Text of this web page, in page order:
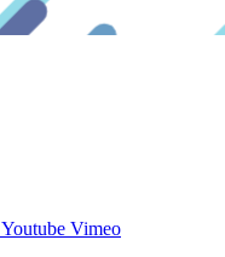
Youtube Vimeo